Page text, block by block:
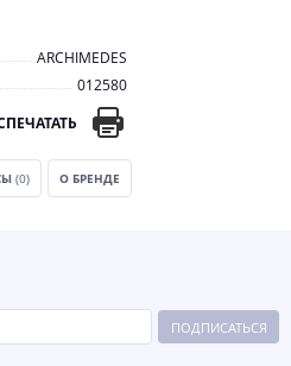
ARCHIMEDES
012580
(0) О БРЕНДЕ
ПОДПИСАТЬСЯ